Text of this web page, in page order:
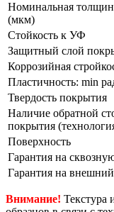
Номинальная
(мкм)
Стойкость к УФ
Защитный слой
Коррозийная
Пластичность: min
Твердость покрытия
Наличие обратной
покрытия
Поверхность
Гарантия на
Гарантия на
Внимание! Текстура